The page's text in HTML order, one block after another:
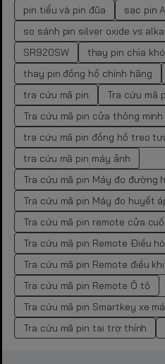
pin tiểu và pin đũa
sạc pin
so sánh pin silver oxide vs
SR920SW
thay pin chìa
thay pin đồng hồ chính hãng
tra cứu mã pin
Tra cứu mã
Tra cứu mã pin cửa thông
tra cứu mã pin đồng hồ treo
tra cứu mã pin máy ảnh
Tra cứu mã pin Máy đo đường
Tra cứu mã pin Máy đo huyết
Tra cứu mã pin remote cửa
Tra cứu mã pin Remote Điều
Tra cứu mã pin Remote điều
Tra cứu mã pin Remote Ô tô
Tra cứu mã pin Smartkey xe
Tra cứu mã pin tai trợ thính